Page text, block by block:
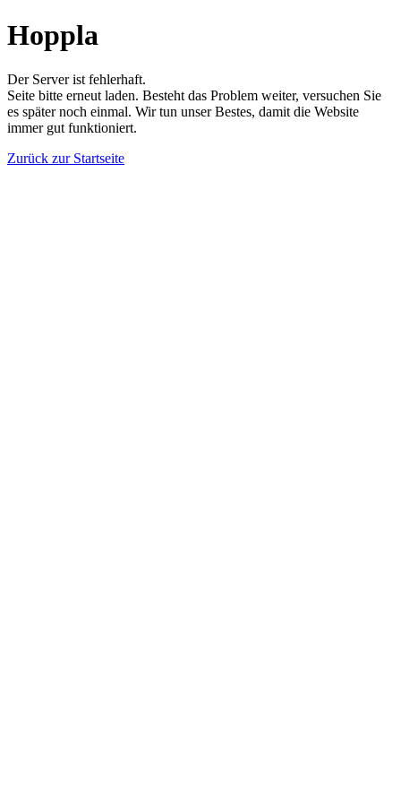
Hoppla
Der Server ist fehlerhaft.
Seite bitte erneut laden. Besteht das Problem weiter, versuchen Sie
es später noch einmal. Wir tun unser Bestes, damit die Website
immer gut funktioniert.
Zurück zur Startseite